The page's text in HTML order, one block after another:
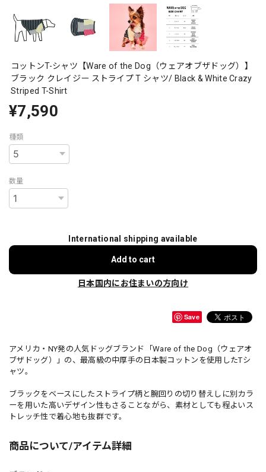
コットンT-シャツ【Ware of the Dog（ウェアオブザドッグ）】
ブラック クレイジー ストライプ T シャツ/ Black & White Crazy
Striped T-Shirt
¥7,590
種類
数量
International shipping available
Add to cart
日本国内にお住まいの方向け
Save
アメリカ・NY発の人気ドッグブランド「Ware of the Dog（ウェアオ
ブザドッグ）」の、最高級の中厚手の日本製コットンを使用したTシ
ャツ。
ブラックをベースにしたストライプ柄と腕回りの切り替えしに別カラ
ーを用いた高いデザイン性もさることながら、素材としても程よいス
トレッチ性で着心地も抜群です。
商品について/アイテム詳細